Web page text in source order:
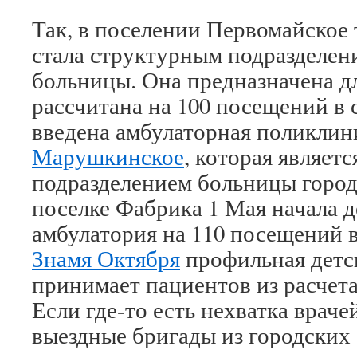
Так, в поселении Первомайское
стала структурным
больницы. Она предназначена
рассчитана на 100 посещений
введена амбулаторная
Марушкинское, которая
подразделением больницы
поселке Фабрика 1 Мая начала
амбулатория на 110 посещений
Знамя Октябряпрофильная
принимает пациентов из
Если где-то есть нехватка
выездные бригады из